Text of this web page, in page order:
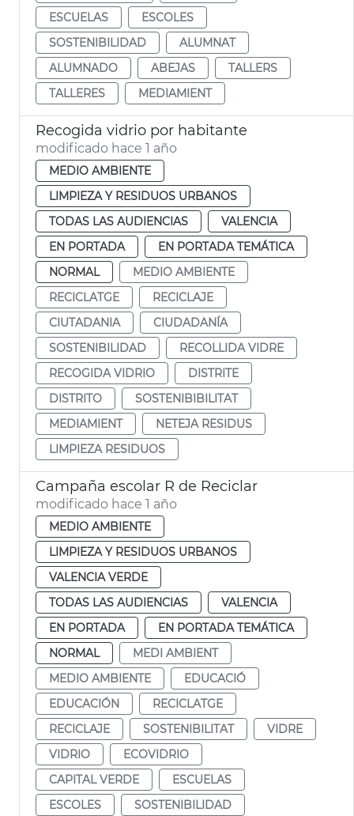
ESCUELAS
ESCOLES
SOSTENIBILIDAD
ALUMNAT
ALUMNADO
ABEJAS
TALLERS
TALLERES
MEDIAMIENT
Recogida vidrio por habitante
modificado hace 1 año
MEDIO AMBIENTE
LIMPIEZA Y RESIDUOS URBANOS
TODAS LAS AUDIENCIAS
VALENCIA
EN PORTADA
EN PORTADA TEMÁTICA
NORMAL
MEDIO AMBIENTE
RECICLATGE
RECICLAJE
CIUTADANIA
CIUDADANÍA
SOSTENIBILIDAD
RECOLLIDA VIDRE
RECOGIDA VIDRIO
DISTRITE
DISTRITO
SOSTENIBIBILITAT
MEDIAMIENT
NETEJA RESIDUS
LIMPIEZA RESIDUOS
Campaña escolar R de Reciclar
modificado hace 1 año
MEDIO AMBIENTE
LIMPIEZA Y RESIDUOS URBANOS
VALENCIA VERDE
TODAS LAS AUDIENCIAS
VALENCIA
EN PORTADA
EN PORTADA TEMÁTICA
NORMAL
MEDI AMBIENT
MEDIO AMBIENTE
EDUCACIÓ
EDUCACIÓN
RECICLATGE
RECICLAJE
SOSTENIBILITAT
VIDRE
VIDRIO
ECOVIDRIO
CAPITAL VERDE
ESCUELAS
ESCOLES
SOSTENIBILIDAD